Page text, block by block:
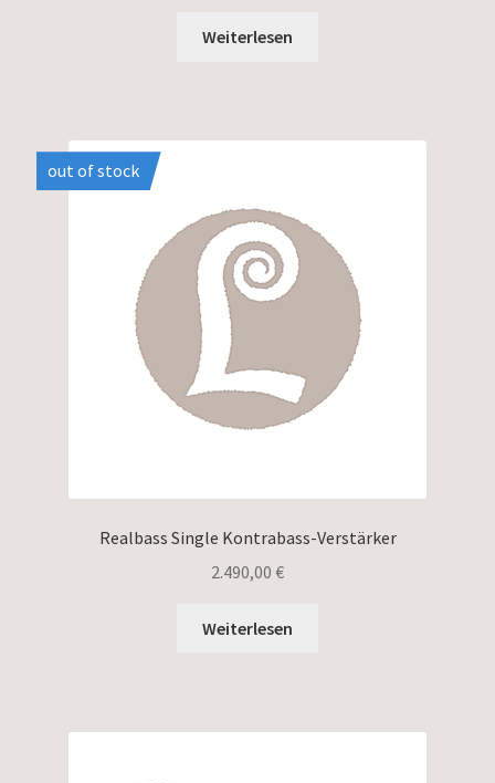
Weiterlesen
out of stock
Realbass Single Kontrabass-Verstärker
2.490,00 €
Weiterlesen